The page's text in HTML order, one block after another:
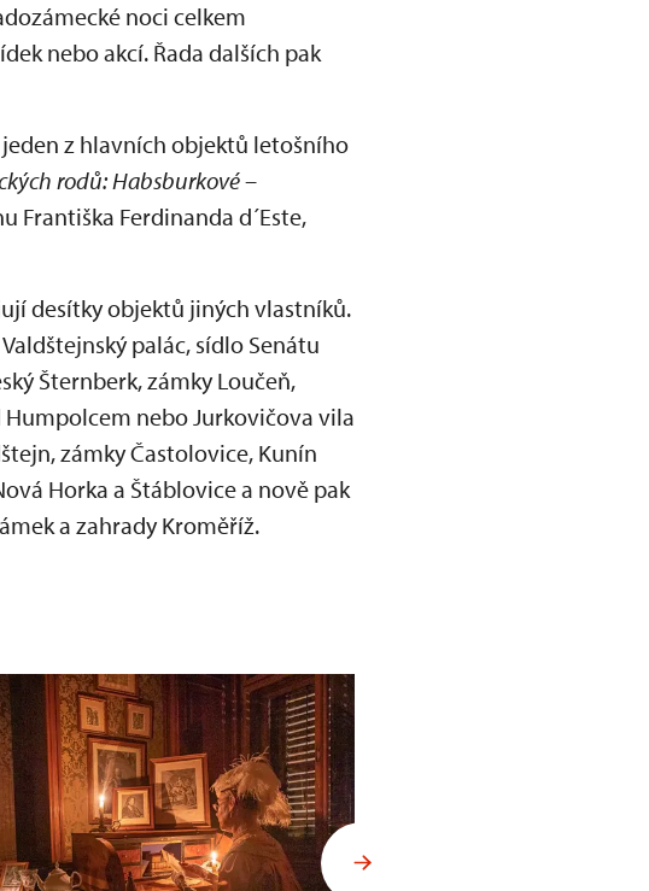
noci celkem
nebo akcí. Řada dalších pak
z hlavních objektů letošního
rodů: Habsburkové –
Františka Ferdinanda d´Este,
desítky objektů jiných vlastníků.
palác, sídlo Senátu
Šternberk, zámky Loučeň,
Humpolcem nebo Jurkovičova vila
zámky Častolovice, Kunín
Horka a Štáblovice a nově pak
a zahrady Kroměříž.